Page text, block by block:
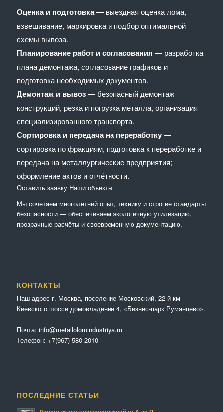
Оценка и подготовка— выездная оценка лома,
взвешивание, маркировка и подбор оптимальной
схемы вывоза.
Планирование работ и согласования — разработка
плана демонтажа, согласование графиков и
подготовка необходимых документов.
Демонтаж и вывоз— безопасный демонтаж
конструкций, резка и погрузка металла, организация
специализированного транспорта.
Сортировка и передача на переработку—
сортировка по фракциям, подготовка к переработке и
передача на металлургические предприятия;
оформление актов и отчётности.
Оставить заявку Наши объекты
Мы сочетaем многолетний опыт, технику и строгие стандарты
безопасности — обеспечиваем экологичную утилизацию,
прозрачные расчёты и своевременную документацию.
КОНТАКТЫ
Наш адрес г. Москва, поселение Московский, 22-й км
Киевского шоссе домовладение 4, «Бизнес-парк Румянцево».
Почта: info@metallolomindustriya.ru
Телефон: +7(967) 580-2010
ПОСЛЕДНИЕ СТАТЬИ